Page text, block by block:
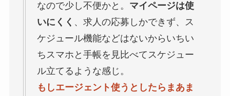
なので少し不便かと。 マイページは使
いにくく 、求人の応募しかできず、ス
ケジュール機能などはないからいちい
ちスマホと手帳を見比べてスケジュー
ル立てるような感じ。
もしエージェント使うとしたらまあま